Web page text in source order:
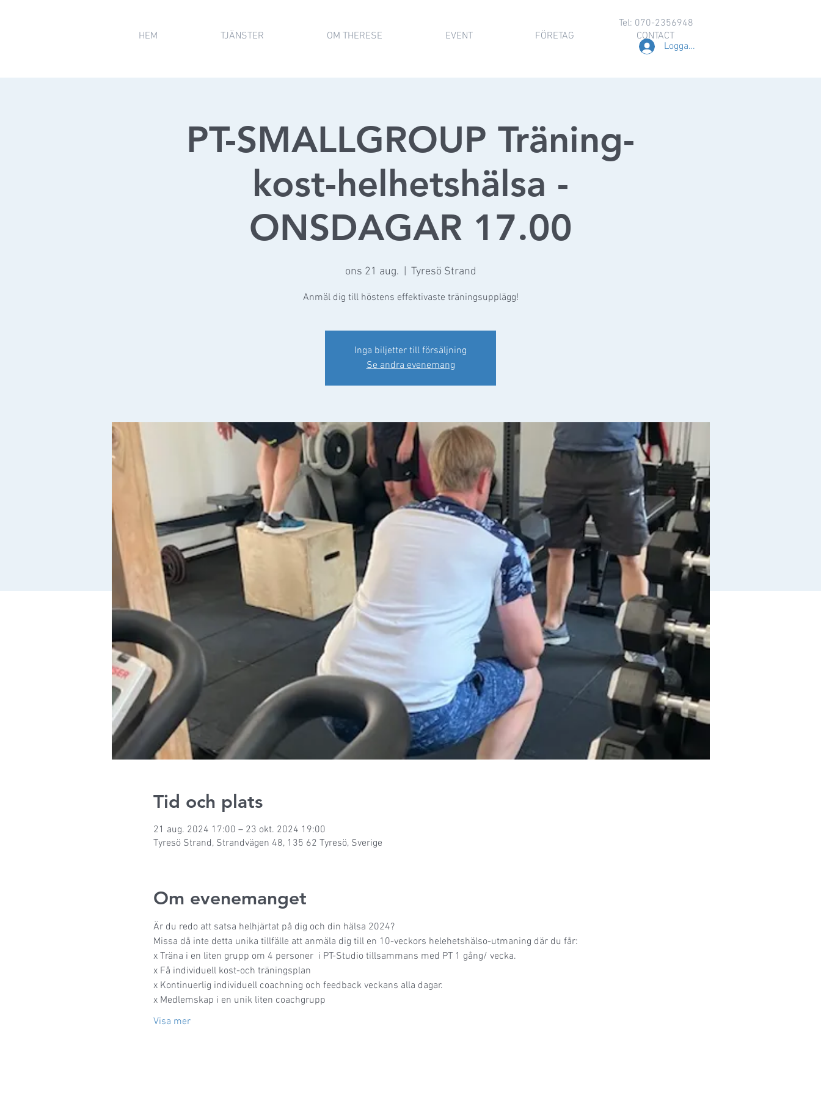
Tel: 070-2356948
HEM
TJÄNSTER OM THERESE EVENT FÖRETAG
CONTACT
Logga in
PT-SMALLGROUP Träning-
kost-helhetshälsa -
ONSDAGAR 17.00
ons 21 aug. Tyresö Strand
Anmäl dig till höstens effektivaste träningsupplägg!
Inga biljetter till försäljning
Se andra evenemang
Tid och plats
21 aug. 2024 17:00 – 23 okt. 2024 19:00
Tyresö Strand, Strandvägen 48, 135 62 Tyresö, Sverige
Om evenemanget
Är du redo att satsa helhjärtat på dig och din hälsa 2024?
Missa då inte detta unika tillfälle att anmäla dig till en 10-veckors helehetshälso-utmaning där du får:
x Träna i en liten grupp om 4 personer  i PT-Studio tillsammans med PT 1 gång/ vecka.
x Få individuell kost-och träningsplan
x Kontinuerlig individuell coachning och feedback veckans alla dagar.
x Medlemskap i en unik liten coachgrupp
Visa mer